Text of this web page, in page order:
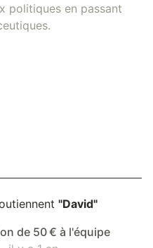
politiques en passant
"David"
de 50 € à l'équipe